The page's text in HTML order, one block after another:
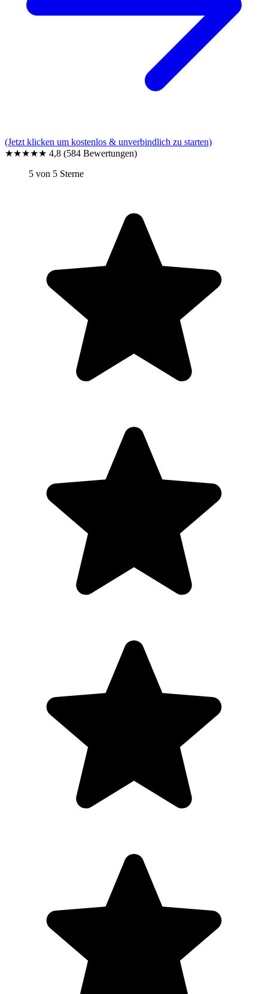
(Jetzt klicken um kostenlos & unverbindlich zu starten)
★★★★★ 4,8 (584 Bewertungen)
5 von 5 Sterne